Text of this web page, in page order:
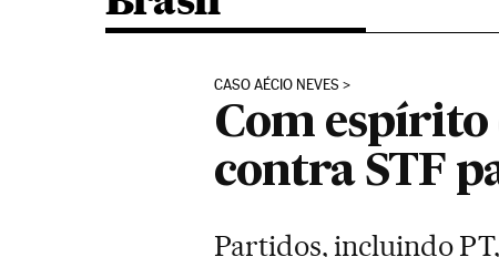
CASO AÉCIO NEVES
Com espírito
contra STF
Partidos, incluindo